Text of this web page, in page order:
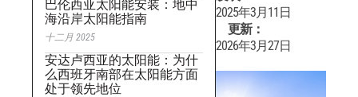
巴伦西亚太阳能安装：地中
海沿岸太阳能指南
十二月 2025
安达卢西亚的太阳能：为什
么西班牙南部在太阳能方面
处于领先地位
2025年3月11日
更新：
2026年3月27日